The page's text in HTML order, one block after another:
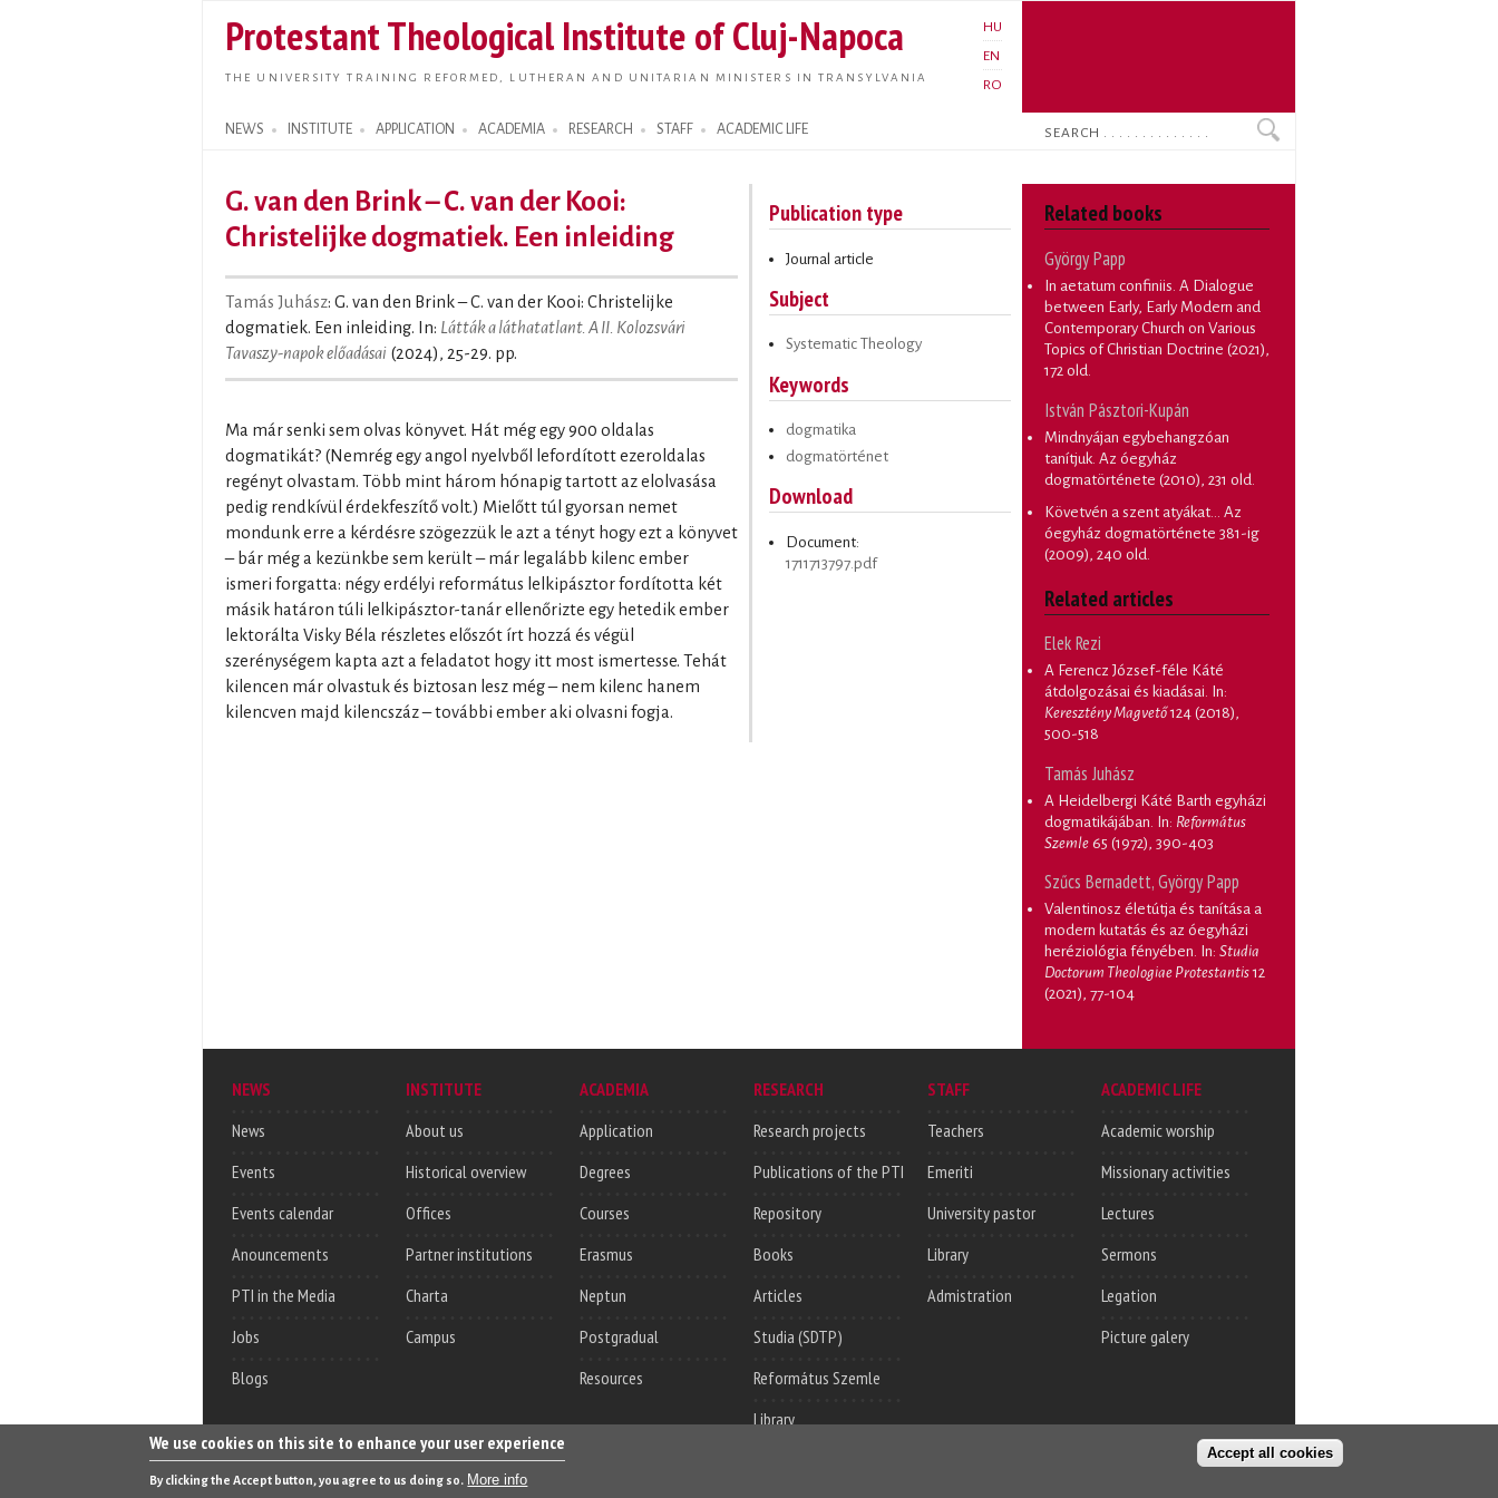
main
content
Protestant Theological Institute of Cluj-Napoca
THE UNIVERSITY TRAINING REFORMED, LUTHERAN AND UNITARIAN MINISTERS IN TRANSYLVANIA
HU
EN
RO
NEWS INSTITUTE APPLICATION ACADEMIA RESEARCH STAFF ACADEMIC LIFE
Search form
Search
G. van den Brink – C. van der Kooi:
Christelijke dogmatiek. Een inleiding
Tamás Juhász: G. van den Brink – C. van der Kooi: Christelijke
dogmatiek. Een inleiding. In: Látták a láthatatlant. A II. Kolozsvári
Tavaszy-napok előadásai (2024), 25-29. pp.
Ma már senki sem olvas könyvet. Hát még egy 900 oldalas
dogmatikát? (Nemrég egy angol nyelvből lefordított ezeroldalas
regényt olvastam. Több mint három hónapig tartott az elolvasása
pedig rendkívül érdekfeszítő volt.) Mielőtt túl gyorsan nemet
mondunk erre a kérdésre szögezzük le azt a tényt hogy ezt a könyvet
– bár még a kezünkbe sem került – már legalább kilenc ember
ismeri forgatta: négy erdélyi református lelkipásztor fordította két
másik határon túli lelkipásztor-tanár ellenőrizte egy hetedik ember
lektorálta Visky Béla részletes előszót írt hozzá és végül
szerénységem kapta azt a feladatot hogy itt most ismertesse. Tehát
kilencen már olvastuk és biztosan lesz még – nem kilenc hanem
kilencven majd kilencszáz – további ember aki olvasni fogja.
Publication type
Journal article
Subject
Systematic Theology
Keywords
dogmatika
dogmatörténet
Download
Document:
1711713797.pdf
Related books
György Papp
In aetatum confiniis. A Dialogue
between Early, Early Modern and
Contemporary Church on Various
Topics of Christian Doctrine (2021),
172 old.
István Pásztori-Kupán
Mindnyájan egybehangzóan
tanítjuk. Az óegyház
dogmatörténete (2010), 231 old.
Követvén a szent atyákat... Az
óegyház dogmatörténete 381-ig
(2009), 240 old.
Related articles
Elek Rezi
A Ferencz József-féle Káté
átdolgozásai és kiadásai. In:
Keresztény Magvető124 (2018),
500-518
Tamás Juhász
A Heidelbergi Káté Barth egyházi
dogmatikájában . In: Református
Szemle 65 (1972), 390-403
Szűcs Bernadett, György Papp
Valentinosz életútja és tanítása a
modern kutatás és az óegyházi
heréziológia fényében. In: Studia
Doctorum Theologiae Protestantis12
(2021), 77-104
NEWS
News
Events
Events calendar
Anouncements
PTI in the Media
Jobs
Blogs
INSTITUTE
About us
Historical overview
Offices
Partner institutions
Charta
Campus
ACADEMIA
Application
Degrees
Courses
Erasmus
Neptun
Postgradual
Resources
RESEARCH
Research projects
Publications of the PTI
Repository
Books
Articles
Studia (SDTP)
Református Szemle
Library
STAFF
Teachers
Emeriti
University pastor
Library
Admistration
ACADEMIC LIFE
Academic worship
Missionary activities
Lectures
Sermons
Legation
Picture galery
We use cookies on this site to enhance your user experience
By clicking the Accept button, you agree to us doing so. More info
Accept all cookies